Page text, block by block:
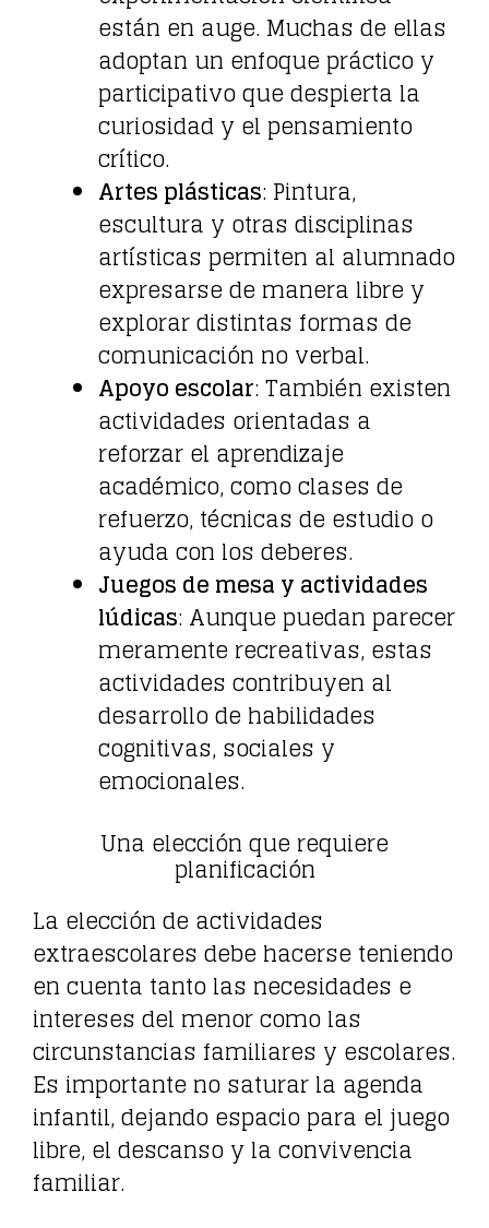
están en auge. Muchas de ellas
adoptan un enfoque práctico y
participativo que despierta la
curiosidad y el pensamiento
crítico.
Artes plásticas: Pintura,
escultura y otras disciplinas
artísticas permiten al alumnado
expresarse de manera libre y
explorar distintas formas de
comunicación no verbal.
Apoyo escolar: También existen
actividades orientadas a
reforzar el aprendizaje
académico, como clases de
refuerzo, técnicas de estudio o
ayuda con los deberes.
Juegos de mesa y actividades
lúdicas: Aunque puedan parecer
meramente recreativas, estas
actividades contribuyen al
desarrollo de habilidades
cognitivas, sociales y
emocionales.
Una elección que requiere
planificación
La elección de actividades
extraescolares debe hacerse teniendo
en cuenta tanto las necesidades e
intereses del menor como las
circunstancias familiares y escolares.
Es importante no saturar la agenda
infantil, dejando espacio para el juego
libre, el descanso y la convivencia
familiar.